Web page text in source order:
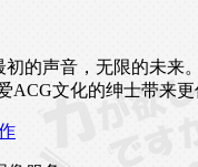
初的声音，无限的未
ACG文化的绅士带来更